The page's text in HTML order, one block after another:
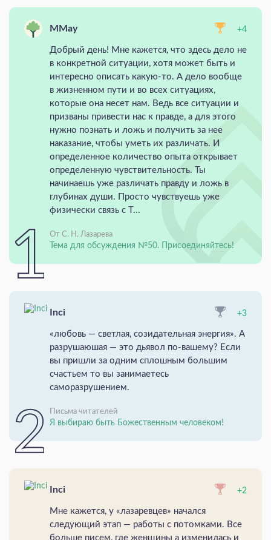
MMay +4
Добрый день! Мне кажется, что здесь дело не
в конкретной ситуации, хотя может быть и
интересно описать какую-то. А дело вообще
в жизненном пути и во всех ситуациях,
которые она несет нам. Ведь все ситуации и
призваны привести нас к правде, а для этого
нужно познать и ложь и получить за нее
наказание, чтобы уметь их различать. И
определенное количество опыта открывает
определенную чувствительность. Ты
начинаешь уже различать правду и ложь в
глубинах души. Просто чувствуешь уже
физически связь с Т...
От С. Н. Лазарева
Тема для обсуждения №50. Присоединяйтесь!
Inci +3
«любовь — светлая, созидательная энергия». А
разрушаюшая — это дьявол по-вашему? Если
вы пришли за одним сплошным большим
счастьем то вы занимаетесь
саморазрушением.
Письма читателей
Я выбираю быть Божественным человеком!
Inci +2
Мне кажется, у «лазаревцев» начался
следующий этап — работы с потомками. Все
больше писем, где женщины а изменилась и